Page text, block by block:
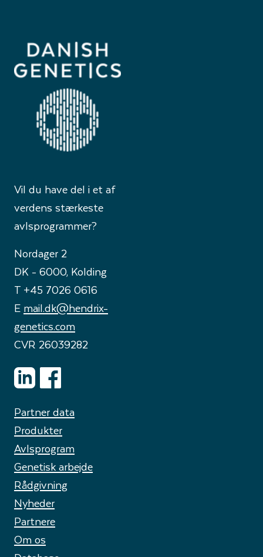
Vil du have del i et af
verdens stærkeste
avlsprogrammer?
Nordager 2
DK - 6000, Kolding
T +45 7026 0616
E mail.dk@hendrix-
genetics.com
CVR 26039282
Partner data
Produkter
Avlsprogram
Genetisk arbejde
Rådgivning
Nyheder
Partnere
Om os